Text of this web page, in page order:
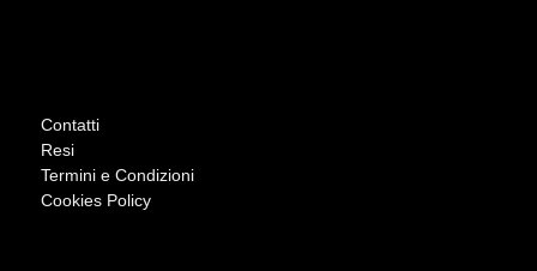
Contatti
Resi
Termini e Condizioni
Cookies Policy